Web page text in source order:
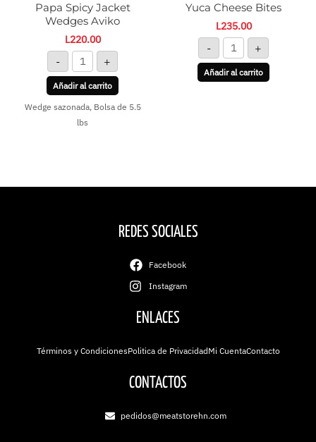
Papa Spicy Jacket
Wedges Aviko
L220.00
- +
Añadir al carrito
Wedge sazonada, Bolsa de 5.5
lbs
Yuca Cheese Bites
L235.00
- +
Añadir al carrito
CONTACTOS
pedidos@meatstorehn.com
ENLACES
Términos y CondicionesPolitica de PrivacidadMi CuentaContacto
REDES SOCIALES
Facebook
Instagram